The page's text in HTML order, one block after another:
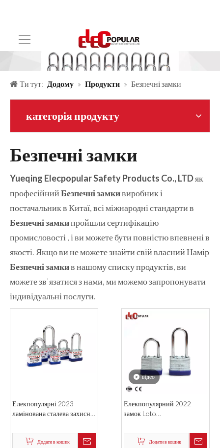
Ти тут: Додому » Продукти » Безпечні замки
категорія продукту
Безпечні замки
Yueqing Elecpopular Safety Products Co., LTDяк
професійнийБезпечні замкивиробник і
постачальник в Китаї, всі міжнародні стандарти в
Безпечні замкипройшли сертифікацію
промисловості , і ви можете бути повністю впевнені в
якості. Якщо ви не можете знайти свій власний Намір
Безпечні замкив нашому списку продуктів, ви
можете зв'язатися з нами, ми можемо запропонувати
індивідуальні послуги.
Елекпопулярні 2023
ламінована сталева захисна
Додати в кошик
відео
Елекпопулярний 2022
замок Loto
ламінований замок 40 мм
логотип
Додати в кошик